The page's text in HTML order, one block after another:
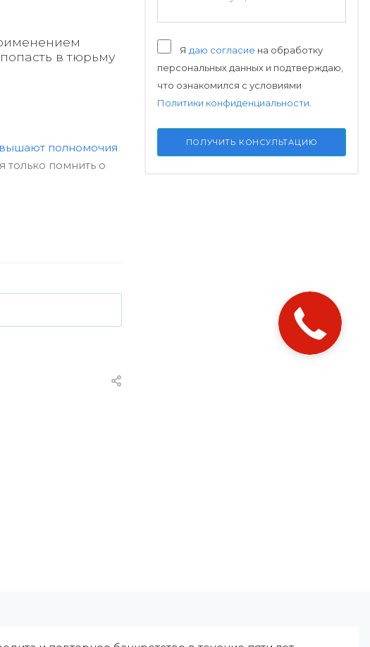
в тюрьму
полномочия
только помнить о
Я даю согласие на обработку
персональных данных и подтверждаю,
что ознакомился с условиями
Политики конфиденциальности
ПОЛУЧИТЬ КОНСУЛЬТАЦИЮ
Закажите
звонок!